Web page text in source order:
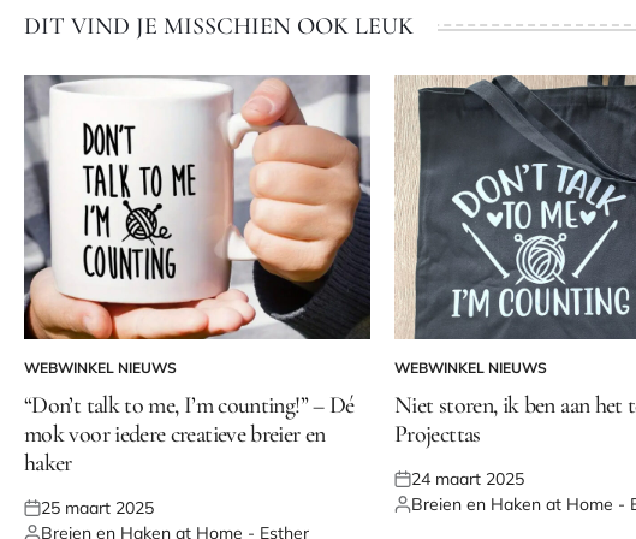
DIT VIND JE MISSCHIEN OOK LEUK
GEPLAATST
IN
WEBWINKEL NIEUWS
“Don’t talk to me, I’m counting!” – Dé
mok voor iedere creatieve breier en
haker
Geplaatst
25 maart 2025
Breien en Haken at Home - Esther
GEPLAATST
IN
WEBWINKEL NIEUWS
Niet storen, ik ben aan het
Projecttas
Geplaatst
op
24 maart 2025
Geplaatst
Breien en Haken at Home -